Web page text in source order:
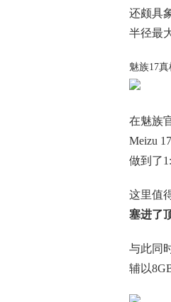
还颇具
半径最
魅族17
在魅族
Meizu
做到了
这里值
塞进了
与此同
辅以